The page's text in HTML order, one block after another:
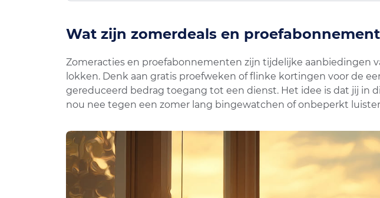
Wat zijn zomerdeals en
Zomeracties en proefabonnementen zijn tijdelijke aanbiedingen
lokken. Denk aan gratis proefweken of flinke kortingen voor de
gereduceerd bedrag toegang tot een dienst. Het idee is dat jij in
nou nee tegen een zomer lang bingewatchen of onbeperkt